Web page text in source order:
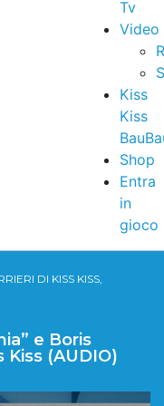
Tv
Video
Kiss
Kiss
Shop
Entra
in
gioco
DI KISS KISS,
e Boris
Kiss (AUDIO)